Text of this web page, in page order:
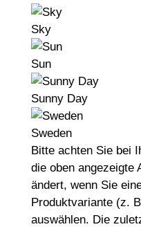
Sky
Sun
Sunny Day
Sweden
Bitte achten Sie bei
die oben angezeigte
ändert, wenn Sie
Produktvariante (z.
auswählen. Die